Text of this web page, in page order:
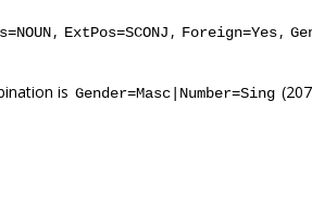
, ExtPos=SCONJ , Foreign=Yes,
is Gender=Masc|Number=Sing